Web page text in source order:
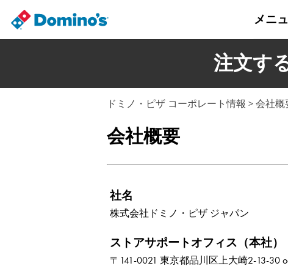
メニ
注文す
ドミノ・ピザ コーポレート情報 > 会社概
会社概要
社名
株式会社ドミノ・ピザ ジャパン
ストアサポートオフィス（本社）
〒141-0021 東京都品川区上大崎2-13-30